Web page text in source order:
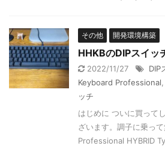
その他 開発環境構築
HHKBのDIPスイッ
2022/11/27 DIP
Keyboard Professional
ッチ
はじめに ついに買って
ざいます。調子に乗っ
Professional HYBRID